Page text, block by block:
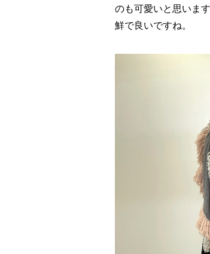
のも可愛いと思いま
鮮で良いですね。